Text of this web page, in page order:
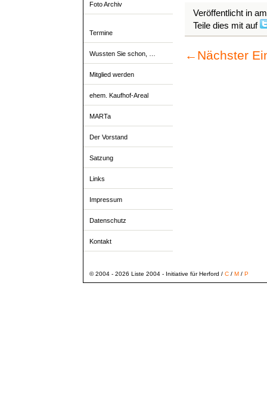
Foto Archiv
Termine
Wussten Sie schon, …
Mitglied werden
ehem. Kaufhof-Areal
MARTa
Der Vorstand
Satzung
Links
Impressum
Datenschutz
Kontakt
Veröffentlicht in
Teile dies mit auf
← Nächster
© 2004 - 2026 Liste 2004 - Initiative für Herford / C/ M/ P